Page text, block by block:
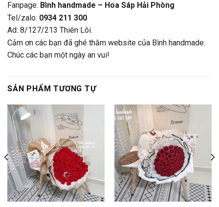
Fanpage: Bình handmade – Hoa Sáp Hải Phòng
Tel/zalo: 0934 211 300
Ad: 8/127/213 Thiên Lôi.
Cảm ơn các bạn đã ghé thăm website của Bình handmade.
Chúc các bạn một ngày an vui!
SẢN PHẨM TƯƠNG TỰ